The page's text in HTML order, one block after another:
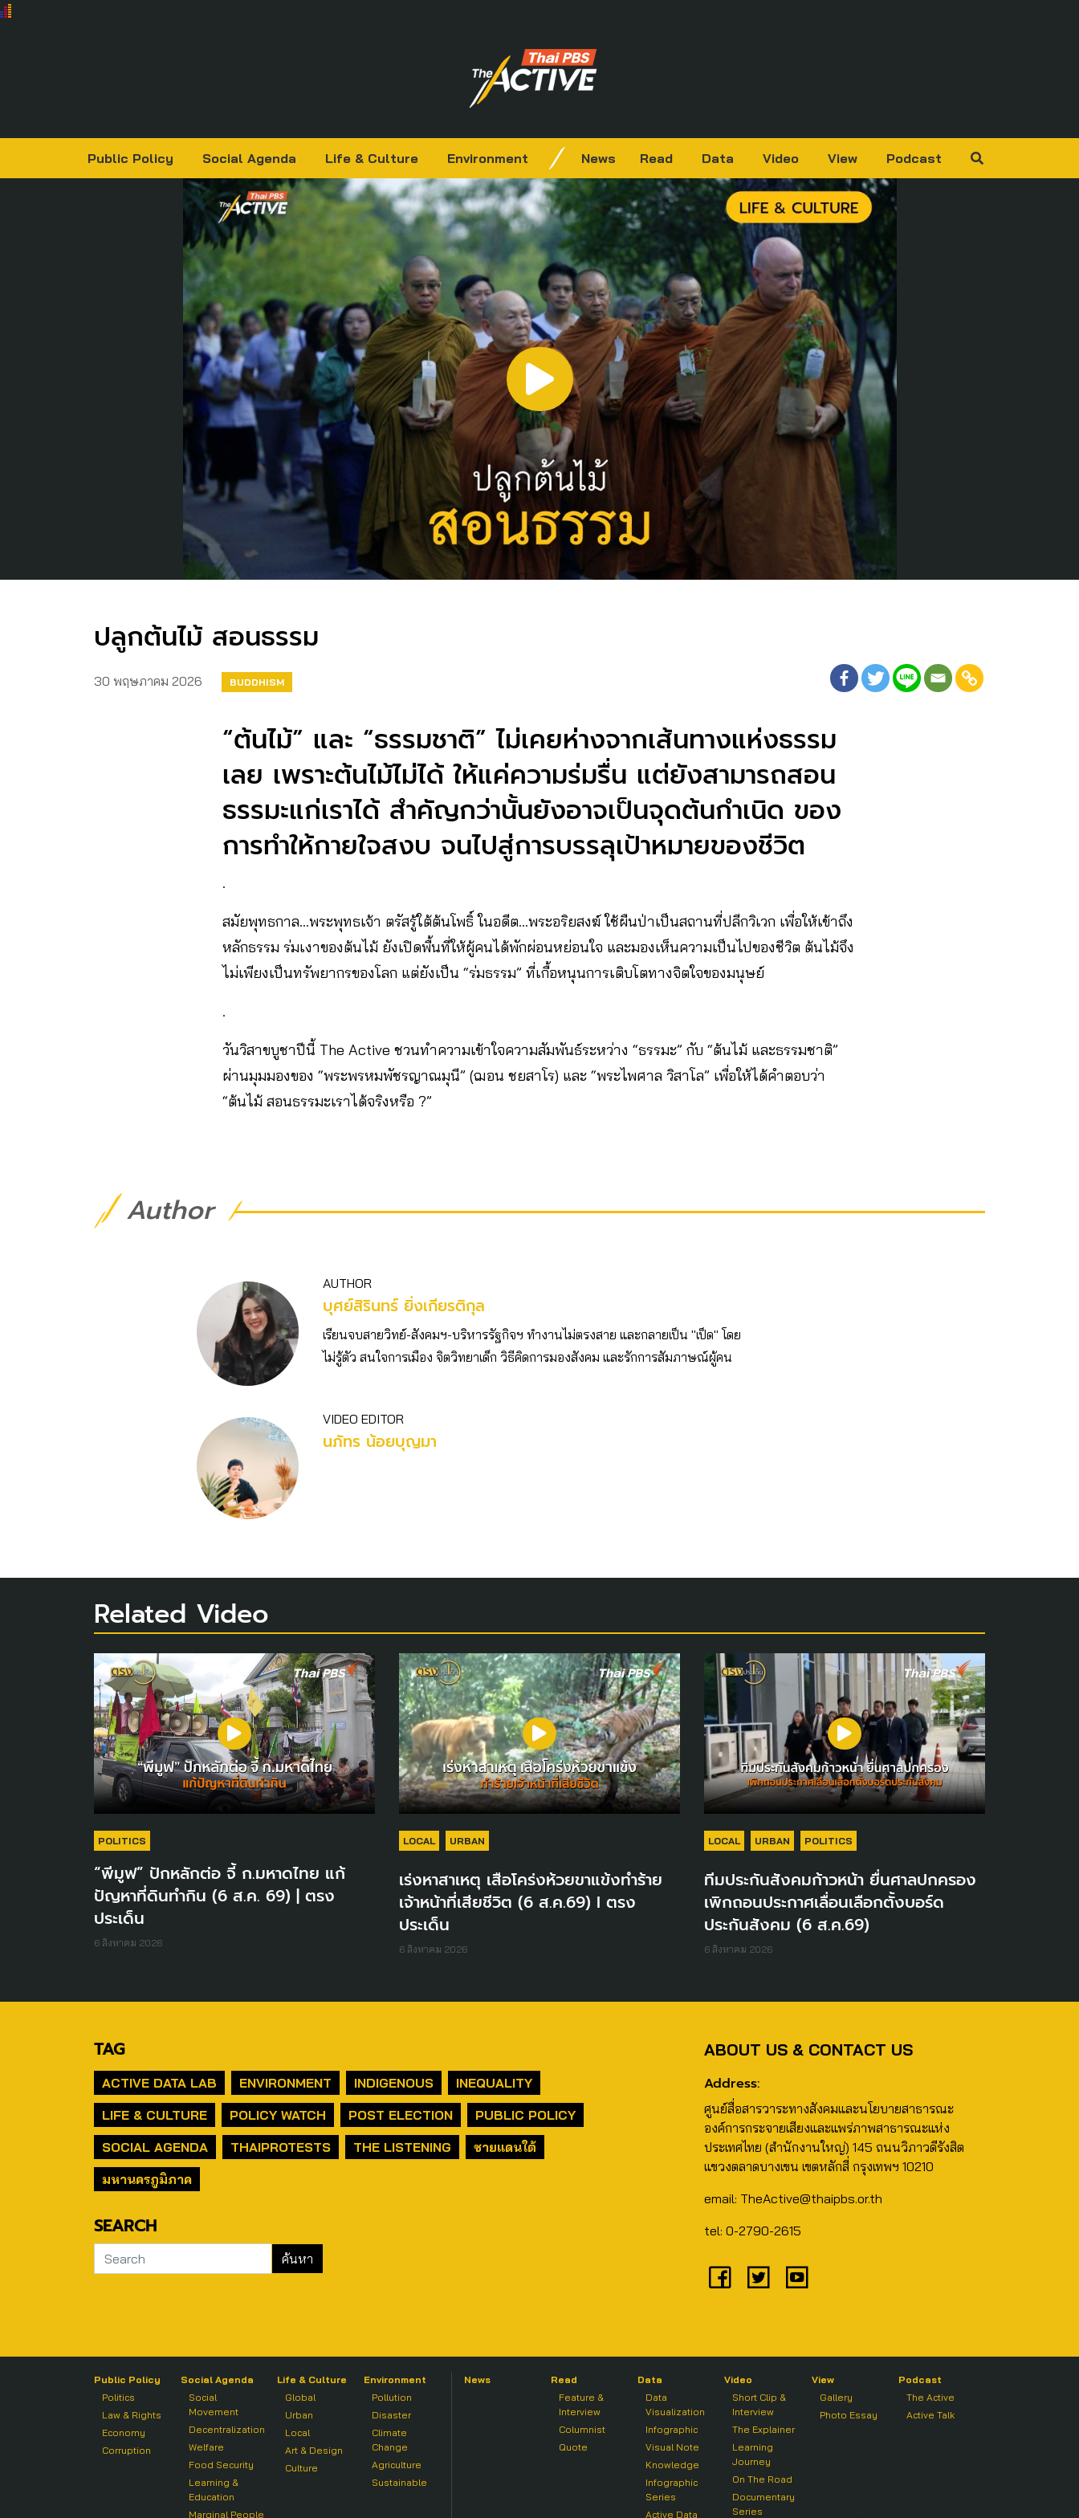
Public Policy Social Agenda Life & Culture Environment News Read Data Video View Podcast
ปลูกต้นไม้ สอนธรรม
30 พฤษภาคม 2026 BUDDHISM
“ต้นไม้” และ “ธรรมชาติ” ไม่เคยห่างจากเส้นทางแห่งธรรม
เลย เพราะต้นไม้ไม่ได้ ให้แค่ความร่มรื่น แต่ยังสามารถสอน
ธรรมะแก่เราได้ สำคัญกว่านั้นยังอาจเป็นจุดต้นกำเนิด ของ
การทำให้กายใจสงบ จนไปสู่การบรรลุเป้าหมายของชีวิต
.
สมัยพุทธกาล…พระพุทธเจ้า ตรัสรู้ใต้ต้นโพธิ์ ในอดีต…พระอริยสงฆ์ ใช้ผืนป่าเป็นสถานที่ปลีกวิเวก เพื่อให้เข้าถึง
หลักธรรม ร่มเงาของต้นไม้ ยังเปิดพื้นที่ให้ผู้คนได้พักผ่อนหย่อนใจ และมองเห็นความเป็นไปของชีวิต ต้นไม้จึง
ไม่เพียงเป็นทรัพยากรของโลก แต่ยังเป็น “ร่มธรรม” ที่เกื้อหนุนการเติบโตทางจิตใจของมนุษย์
.
วันวิสาขบูชาปีนี้ The Active ชวนทำความเข้าใจความสัมพันธ์ระหว่าง “ธรรมะ” กับ “ต้นไม้ และธรรมชาติ”
ผ่านมุมมองของ “พระพรหมพัชรญาณมุนี” (ฌอน ชยสาโร) และ “พระไพศาล วิสาโล” เพื่อให้ได้คำตอบว่า
“ต้นไม้ สอนธรรมะเราได้จริงหรือ ?”
Author
AUTHOR
บุศย์สิรินทร์ ยิ่งเกียรติกุล
เรียนจบสายวิทย์-สังคมฯ-บริหารรัฐกิจฯ ทำงานไม่ตรงสาย และกลายเป็น "เป็ด" โดย
ไม่รู้ตัว สนใจการเมือง จิตวิทยาเด็ก วิธีคิดการมองสังคม และรักการสัมภาษณ์ผู้คน
VIDEO EDITOR
นภัทร น้อยบุญมา
Related Video
POLITICS
“พีมูฟ” ปักหลักต่อ จี้ ก.มหาดไทย แก้
ปัญหาที่ดินทำกิน (6 ส.ค. 69) | ตรง
ประเด็น
6 สิงหาคม 2026
LOCAL URBAN
เร่งหาสาเหตุ เสือโคร่งห้วยขาแข้งทำร้าย
เจ้าหน้าที่เสียชีวิต (6 ส.ค.69) I ตรง
ประเด็น
6 สิงหาคม 2026
LOCAL URBAN POLITICS
ทีมประกันสังคมก้าวหน้า ยื่นศาลปกครอง
เพิกถอนประกาศเลื่อนเลือกตั้งบอร์ด
ประกันสังคม (6 ส.ค.69)
6 สิงหาคม 2026
TAG
ACTIVE DATA LAB ENVIRONMENT INDIGENOUS
INEQUALITY
LIFE & CULTURE
POLICY WATCH POST ELECTION
PUBLIC POLICY
SOCIAL AGENDA
THAIPROTESTS THE LISTENING
ชายแดนใต้
มหานครภูมิภาค
SEARCH
ABOUT US & CONTACT US
Address:
ศูนย์สื่อสารวาระทางสังคมและนโยบายสาธารณะ
องค์การกระจายเสียงและแพร่ภาพสาธารณะแห่ง
ประเทศไทย (สำนักงานใหญ่) 145 ถนนวิภาวดีรังสิต
แขวงตลาดบางเขน เขตหลักสี่ กรุงเทพฯ 10210
email: TheActive@thaipbs.or.th
tel: 0-2790-2615
Public Policy
Politics
Law & Rights
Economy
Corruption
Social Agenda
Social
Movement
Decentralization
Welfare
Food Security
Learning &
Education
Marginal People
Life & Culture
Global
Urban
Local
Art & Design
Culture
Environment
Pollution
Disaster
Climate
Change
Agriculture
Sustainable
News
Read
Feature &
Interview
Columnist
Quote
Data
Data
Visualization
Infographic
Visual Note
Knowledge
Infographic
Series
Active Data
Video
Short Clip &
Interview
The Explainer
Learning
Journey
On The Road
Documentary
Series
View
Gallery
Photo Essay
Podcast
The Active
Active Talk